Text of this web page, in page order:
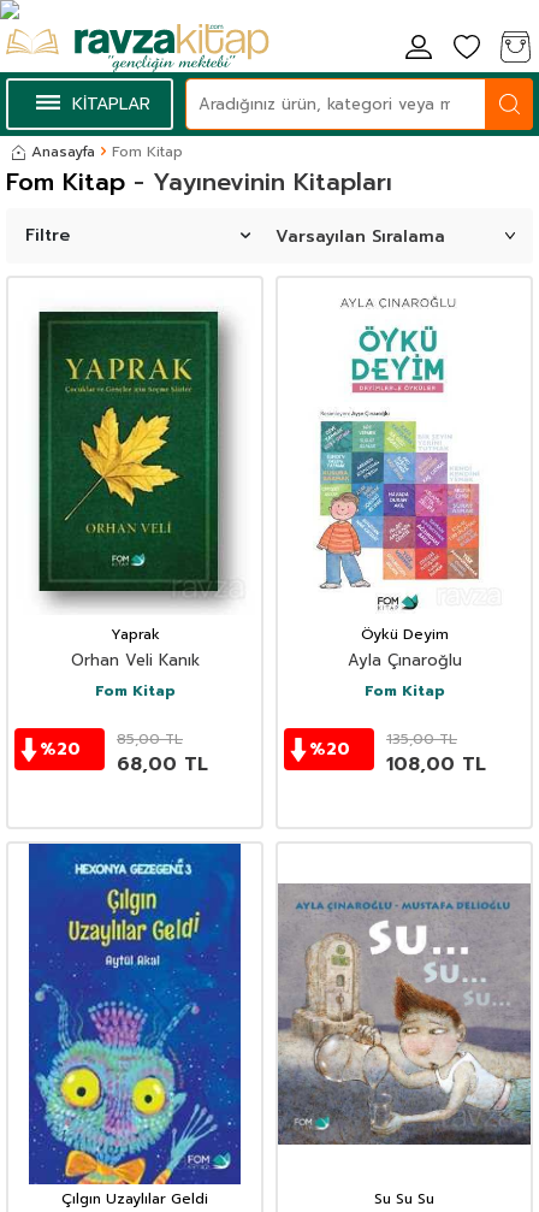
KİTAPLAR
Anasayfa Fom Kitap
- Yayınevinin Kitapları
Fom Kitap
Filtre
Yaprak
Orhan Veli Kanık
Fom Kitap
%20 85,00TL
68,00 TL
Öykü Deyim
Ayla Çınaroğlu
Fom Kitap
%20 135,00TL
108,00 TL
Çılgın Uzaylılar Geldi Su Su Su